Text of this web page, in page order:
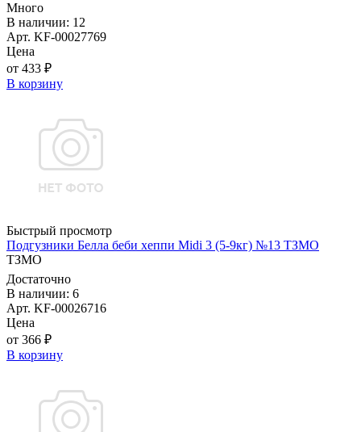
Много
В наличии: 12
Арт. KF-00027769
Цена
от 433 ₽
В корзину
Быстрый просмотр
Подгузники Белла беби хеппи Midi 3 (5-9кг) №13 ТЗМО
ТЗМО
Достаточно
В наличии: 6
Арт. KF-00026716
Цена
от 366 ₽
В корзину